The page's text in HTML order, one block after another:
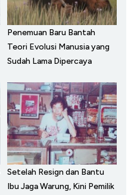
Penemuan Baru Bantah
Teori Evolusi Manusia yang
Sudah Lama Dipercaya
Setelah Resign dan Bantu
Ibu Jaga Warung, Kini Pemilik